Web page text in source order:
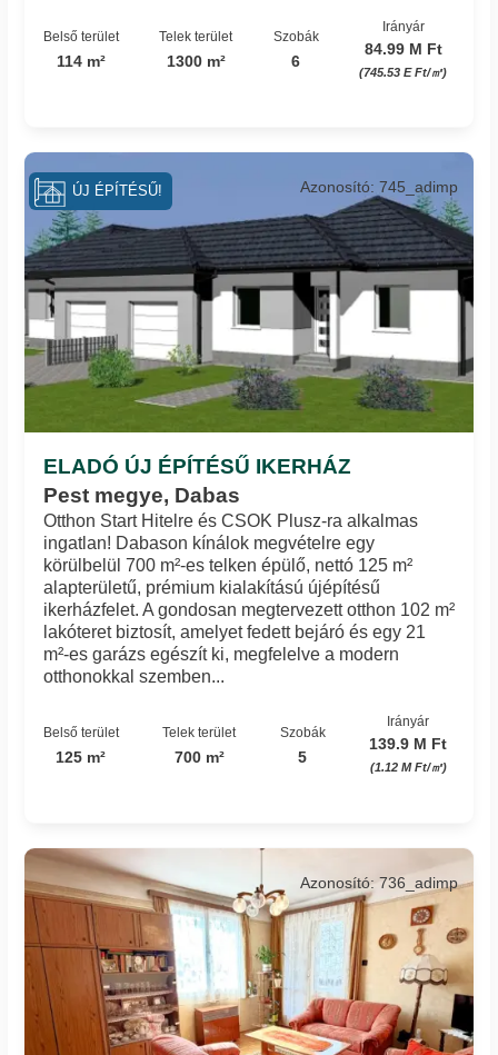
Belső terület
114 m²
Telek terület
1300 m²
Szobák
6
Irányár
84.99 M Ft
(745.53 E Ft/㎡)
ELADÓ ÚJ ÉPÍTÉSŰ IKERHÁZ
Pest megye, Dabas
Azonosító: 745_adimp
Otthon Start Hitelre és CSOK Plusz-ra alkalmas
ingatlan! Dabason kínálok megvételre egy
körülbelül 700 m²-es telken épülő, nettó 125 m²
alapterületű, prémium kialakítású újépítésű
ikerházfelet. A gondosan megtervezett otthon 102 m²
lakóteret biztosít, amelyet fedett bejáró és egy 21
m²-es garázs egészít ki, megfelelve a modern
otthonokkal szemben...
Belső terület
125 m²
Telek terület
700 m²
Szobák
5
Irányár
139.9 M Ft
(1.12 M Ft/㎡)
ÚJ ÉPÍTÉSŰ!
Azonosító: 736_adimp